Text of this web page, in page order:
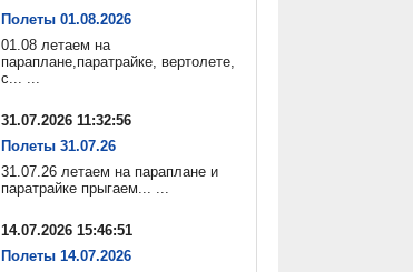
Полеты 01.08.2026
01.08 летаем на
параплане,паратрайке, вертолете,
с... ...
31.07.2026 11:32:56
Полеты 31.07.26
31.07.26 летаем на параплане и
паратрайке прыгаем... ...
14.07.2026 15:46:51
Полеты 14.07.2026